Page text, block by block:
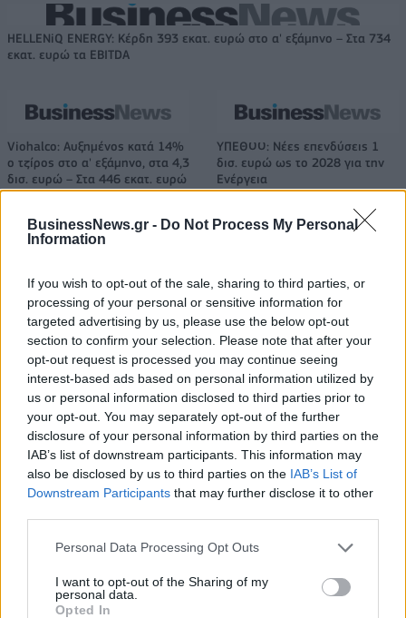
BusinessNews.gr - Do Not Process My Personal
Information
If you wish to opt-out of the sale, sharing to third parties, or
processing of your personal or sensitive information for
targeted advertising by us, please use the below opt-out
section to confirm your selection. Please note that after your
opt-out request is processed you may continue seeing
interest-based ads based on personal information utilized by
us or personal information disclosed to third parties prior to
your opt-out. You may separately opt-out of the further
disclosure of your personal information by third parties on the
IAB’s list of downstream participants. This information may
also be disclosed by us to third parties on the IAB’s List of
Downstream Participants that may further disclose it to other
Personal Data Processing Opt Outs
I want to opt-out of the Sharing of my
personal data.
Opted In
HELLENiQ ENERGY: Κέρδη 393 εκατ. ευρώ στο α' εξάμηνο – Στα 734
εκατ. ευρώ τα EBITDA
Viohalco: Αυξημένος κατά 14%
ο τζίρος στο α' εξάμηνο, στα 4,3
δισ. ευρώ – Στα 446 εκατ. ευρώ
τα EBITDA
ΥΠΕΘΟΟ: Νέες επενδύσεις 1
δισ. ευρώ ως το 2028 για την
Ενέργεια
VW: Η δύσκολη εξίσωση της
18η συνεχόμενη χρονιά για τον
ΟΤΕ στη διεθνή σειρά δεικτών
FTSE4Good
Alpha Bank: Για πρώτη φορά το Αρχαίο Θέατρο Επιδαύρου άνοιξε τις
πύλες του σε όλους
ESG Report 2025: Πώς η ΑΒ Βασιλόπουλος μετατρέπει τη
βιωσιμότητα σε καθημερινή πράξη